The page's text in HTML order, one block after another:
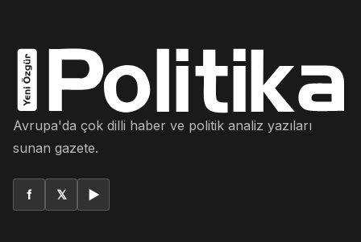
Avrupa'da çok dilli haber ve politik analiz yazıları
sunan gazete.
f 𝕏 ▶